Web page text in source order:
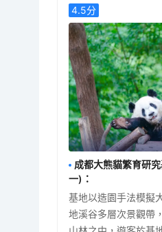
4.5分
成都大熊貓繁育研
一) ：
基地以造園手法模擬
地溪谷多層次景觀帶